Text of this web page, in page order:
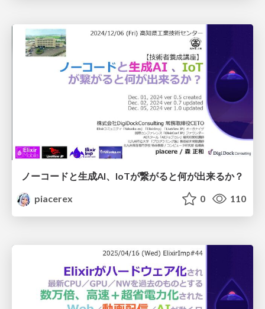
ノーコードと生成AI、IoTが繋がると何が出来るか？
piacerex
0 110